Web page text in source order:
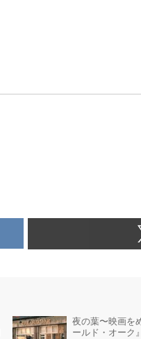
夜の葉〜映画を
ールド・オーク